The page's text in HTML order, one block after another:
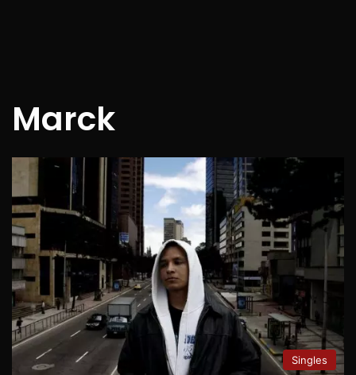
Marck
Singles